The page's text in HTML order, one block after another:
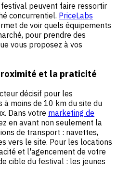
peuvent faire ressortir
concurrentiel. PriceLabs
de voir quels équipements
pour prendre des
vous proposez à vos
et la praticité
décisif pour les
à moins de 10 km du site du
Dans votre marketing de
en avant non seulement la
de transport : navettes,
vers le site. Pour les locations
et l'agencement de votre
cible du festival : les jeunes